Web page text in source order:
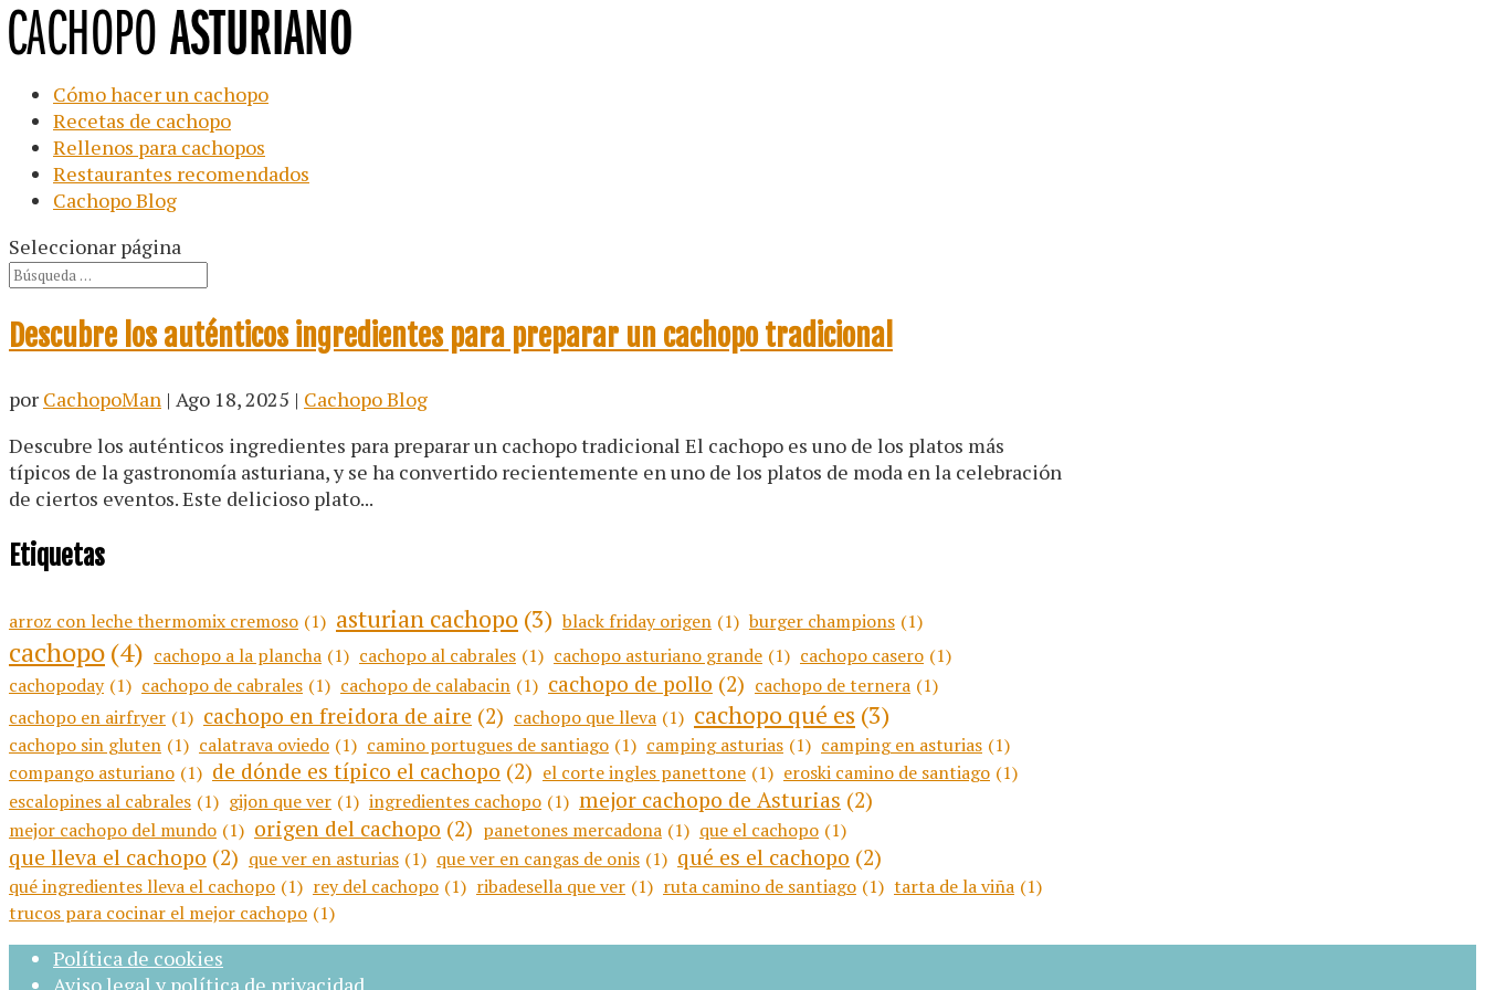
Cómo hacer un cachopo
Recetas de cachopo
Rellenos para cachopos
Restaurantes recomendados
Cachopo Blog
Seleccionar página
Descubre los auténticos ingredientes para preparar un cachopo tradicional
por CachopoMan | Ago 18, 2025 | Cachopo Blog
Descubre los auténticos ingredientes para preparar un cachopo tradicional El cachopo es uno de los platos más
típicos de la gastronomía asturiana, y se ha convertido recientemente en uno de los platos de moda en la celebración
de ciertos eventos. Este delicioso plato...
Etiquetas
arroz con leche thermomix cremoso (1) asturian cachopo (3) black friday origen (1) burger champions (1)
cachopo(4) cachopo a la plancha (1) cachopo al cabrales (1) cachopo asturiano grande (1) cachopo casero (1)
cachopoday (1) cachopo de cabrales (1) cachopo de calabacin (1) cachopo de pollo (2) cachopo de ternera (1)
cachopo en airfryer (1) cachopo en freidora de aire (2) cachopo que lleva (1) cachopo qué es (3)
cachopo sin gluten (1) calatrava oviedo (1) camino portugues de santiago (1) camping asturias (1) camping en asturias (1)
compango asturiano (1) de dónde es típico el cachopo (2) el corte ingles panettone (1) eroski camino de santiago (1)
escalopines al cabrales (1) gijon que ver (1) ingredientes cachopo (1) mejor cachopo de Asturias (2)
mejor cachopo del mundo (1) origen del cachopo (2) panetones mercadona (1) que el cachopo (1)
que lleva el cachopo (2) que ver en asturias (1) que ver en cangas de onis (1) qué es el cachopo (2)
qué ingredientes lleva el cachopo (1) rey del cachopo (1) ribadesella que ver (1) ruta camino de santiago (1) tarta de la viña (1)
trucos para cocinar el mejor cachopo (1)
Política de cookies
Aviso legal y política de privacidad